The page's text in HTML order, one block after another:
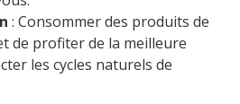
: Consommer des produits de
de profiter de la meilleure
les cycles naturels de